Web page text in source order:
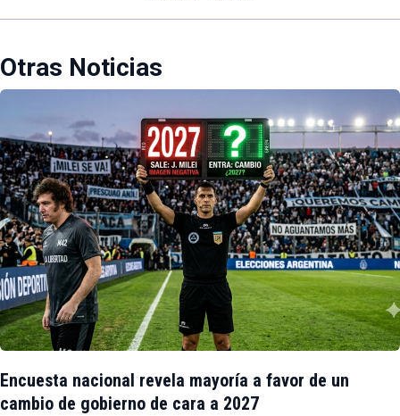
Otras Noticias
Encuesta nacional revela mayoría a favor de un
cambio de gobierno de cara a 2027